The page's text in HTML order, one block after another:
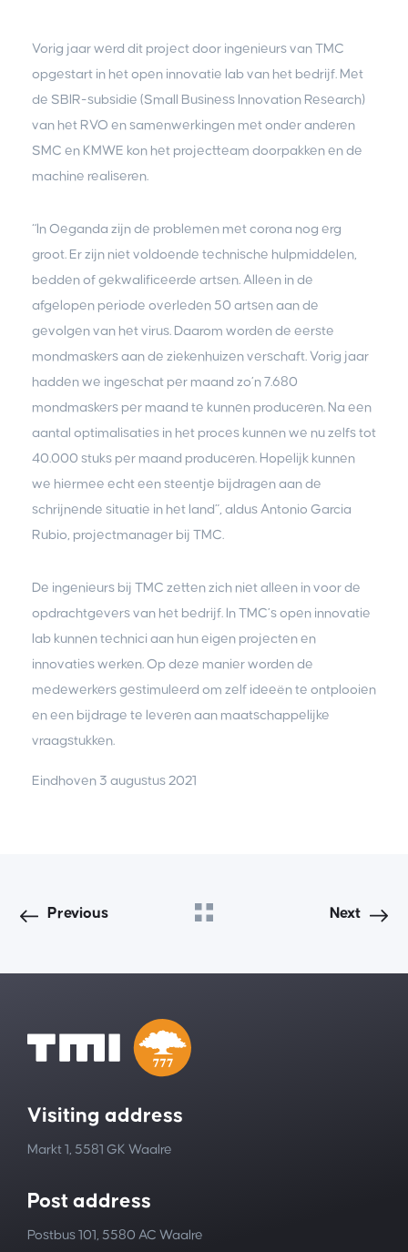
Vorig jaar werd dit project door ingenieurs van TMC
opgestart in het open innovatie lab van het bedrijf. Met
de SBIR-subsidie (Small Business Innovation Research)
van het RVO en samenwerkingen met onder anderen
SMC en KMWE kon het projectteam doorpakken en de
machine realiseren.
“In Oeganda zijn de problemen met corona nog erg
groot. Er zijn niet voldoende technische hulpmiddelen,
bedden of gekwalificeerde artsen. Alleen in de
afgelopen periode overleden 50 artsen aan de
gevolgen van het virus. Daarom worden de eerste
mondmaskers aan de ziekenhuizen verschaft. Vorig jaar
hadden we ingeschat per maand zo’n 7.680
mondmaskers per maand te kunnen produceren. Na een
aantal optimalisaties in het proces kunnen we nu zelfs tot
40.000 stuks per maand produceren. Hopelijk kunnen
we hiermee echt een steentje bijdragen aan de
schrijnende situatie in het land”, aldus Antonio Garcia
Rubio, projectmanager bij TMC.
De ingenieurs bij TMC zetten zich niet alleen in voor de
opdrachtgevers van het bedrijf. In TMC’s open innovatie
lab kunnen technici aan hun eigen projecten en
innovaties werken. Op deze manier worden de
medewerkers gestimuleerd om zelf ideeën te ontplooien
en een bijdrage te leveren aan maatschappelijke
vraagstukken.
Eindhoven 3 augustus 2021
Previous Next
Visiting address
Markt 1, 5581 GK Waalre
Post address
Postbus 101, 5580 AC Waalre